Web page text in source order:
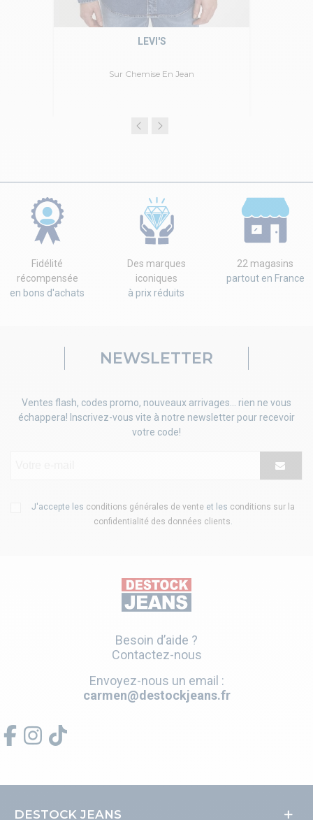
Sur Chemise En Jean
LEVI'S
Fidélité
récompensée
en bons d'achats
Des marques
iconiques
à prix réduits
22 magasins
partout en France
NEWSLETTER
Ventes flash, codes promo, nouveaux arrivages... rien ne vous
échappera! Inscrivez-vous vite à notre newsletter pour recevoir
votre code!
J'accepte les conditions générales de vente et les conditions sur la
confidentialité des données clients
Besoin d’aide ?
Contactez-nous
Envoyez-nous un email :
carmen@destockjeans.fr
DESTOCK JEANS